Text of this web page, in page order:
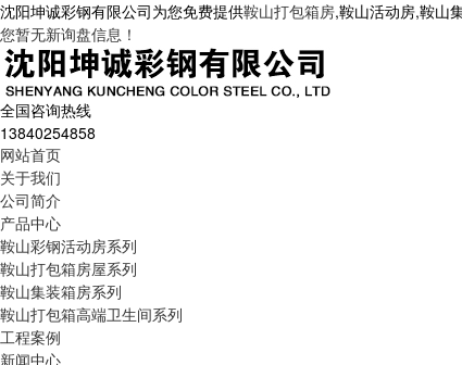
沈阳坤诚彩钢有限公司为您免费提供鞍山打包箱房,鞍山活动房,鞍山
您暂无新询盘信息！
全国咨询热线
13840254858
网站首页
关于我们
公司简介
产品中心
鞍山彩钢活动房系列
鞍山打包箱房屋系列
鞍山集装箱房系列
鞍山打包箱高端卫生间系列
工程案例
新闻中心